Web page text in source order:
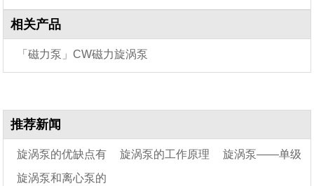
相关产品
「磁力泵」CW磁力旋涡泵
推荐新闻
旋涡泵的优缺点有
哪些
旋涡泵的工作原理 旋涡泵——单级
旋涡泵和离心泵的